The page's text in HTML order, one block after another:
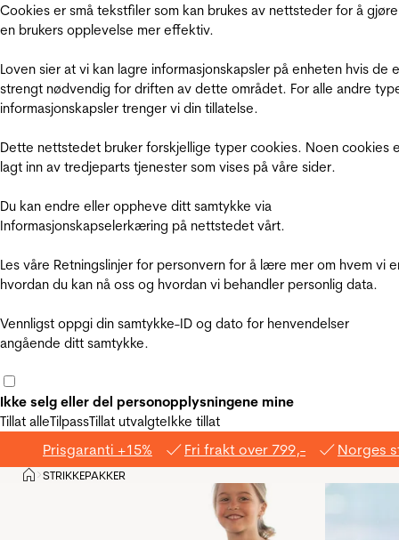
Cookies er små tekstfiler som kan brukes av nettsteder for å gjøre
en brukers opplevelse mer effektiv.
Loven sier at vi kan lagre informasjonskapsler på enheten hvis de
strengt nødvendig for driften av dette området. For alle andre
informasjonskapsler trenger vi din tillatelse.
Dette nettstedet bruker forskjellige typer cookies. Noen cookies
lagt inn av tredjeparts tjenester som vises på våre sider.
Du kan endre eller oppheve ditt samtykke via
Informasjonskapselerkæring på nettstedet vårt.
Les våre Retningslinjer for personvern for å lære mer om hvem vi
hvordan du kan nå oss og hvordan vi behandler personlig data.
Vennligst oppgi din samtykke-ID og dato for henvendelser
angående ditt samtykke.
Ikke selg eller del personopplysningene mine
Tillat alleTilpassTillat utvalgteIkke tillat
Prisgaranti +15% Fri frakt over 799,- Norges
Hjem
>STRIKKEPAKKER